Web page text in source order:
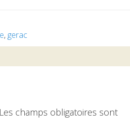
, gerac
Les champs obligatoires sont